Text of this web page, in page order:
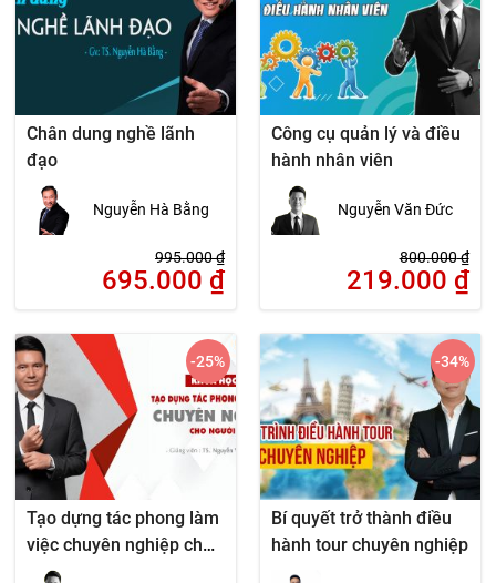
Chân dung nghề lãnh
đạo
Nguyễn Hà Bằng
995.000₫
695.000 ₫
Công cụ quản lý và điều
hành nhân viên
Nguyễn Văn Đức
800.000₫
219.000 ₫
Tạo dựng tác phong làm
việc chuyên nghiệp cho
người lao động
-25%
Bí quyết trở thành điều
hành tour chuyên nghiệp
-34%